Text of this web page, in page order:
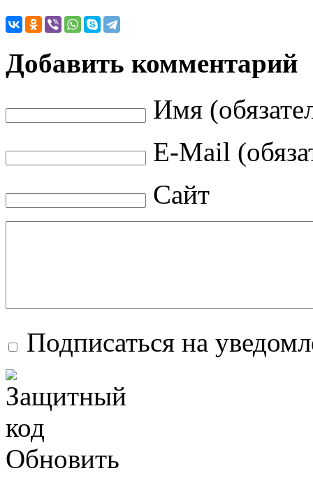
Добавить комментарий
Имя
E-Mail
Сайт
Подписаться на
Обновить